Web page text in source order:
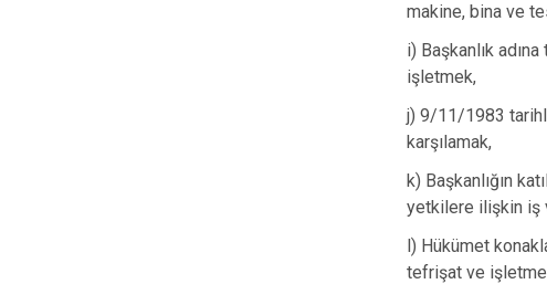
makine, bina ve
i) Başkanlık
işletmek,
j) 9/11/1983
karşılamak,
k) Başkanlığın
yetkilere ilişkin iş
l) Hükümet
tefrişat ve